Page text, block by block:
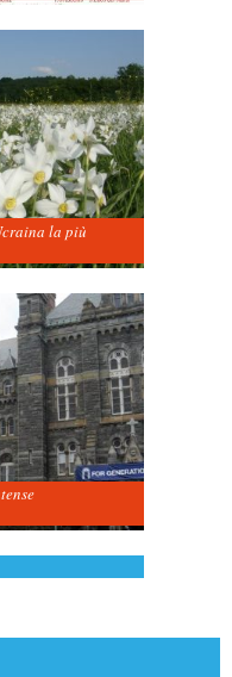
la più